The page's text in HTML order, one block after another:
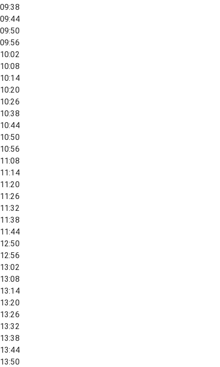
09:38
09:44
09:50
09:56
10:02
10:08
10:14
10:20
10:26
10:38
10:44
10:50
10:56
11:08
11:14
11:20
11:26
11:32
11:38
11:44
12:50
12:56
13:02
13:08
13:14
13:20
13:26
13:32
13:38
13:44
13:50